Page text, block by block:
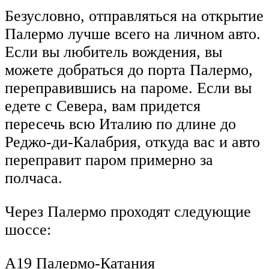
Безусловно, отправляться на открытие
Палермо лучше всего на личном авто.
Если вы любитель вождения, вы
можете добраться до порта Палермо,
переправившись на пароме. Если вы
едете с Севера, вам придется
пересечь всю Италию по длине до
Реджо-ди-Калабрия, откуда вас и авто
переправит паром примерно за
полчаса.
Через Палермо проходят следующие
шоссе:
A19 Палермо-Катания